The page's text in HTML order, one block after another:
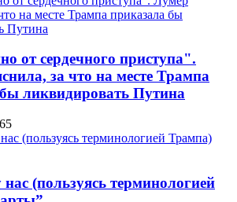
от сердечного приступа".
за что на месте Трампа
ликвидировать Путина
нас (пользуясь терминологией